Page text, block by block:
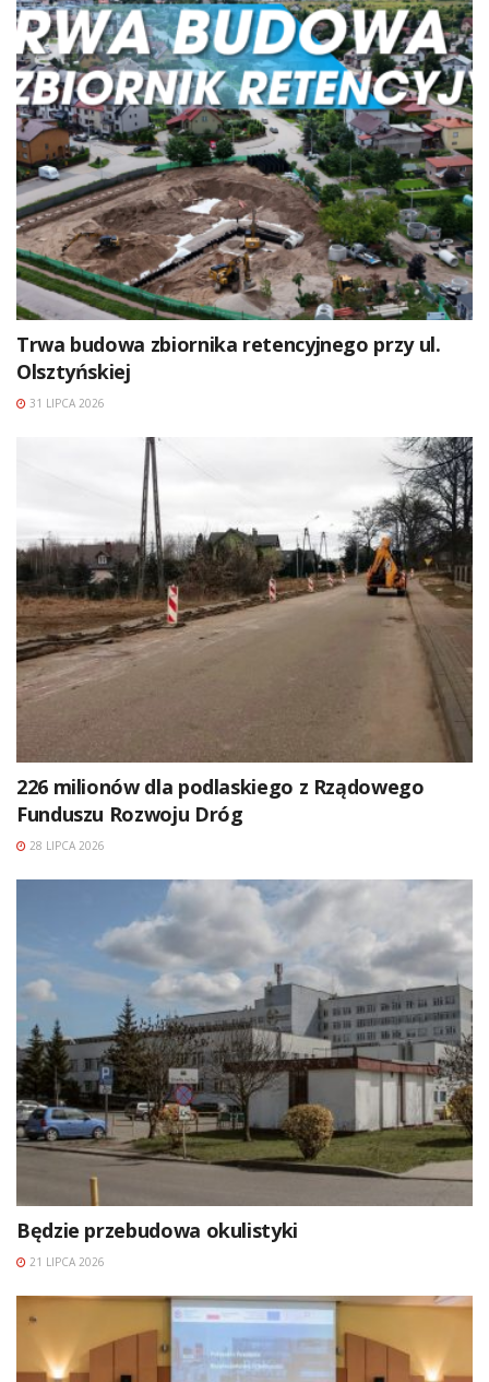
Trwa budowa zbiornika retencyjnego przy ul.
Olsztyńskiej
31 LIPCA 2026
226 milionów dla podlaskiego z Rządowego
Funduszu Rozwoju Dróg
28 LIPCA 2026
Będzie przebudowa okulistyki
21 LIPCA 2026